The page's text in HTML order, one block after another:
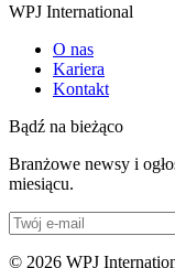
WPJ International
O nas
Kariera
Kontakt
Bądź na bieżąco
Branżowe newsy i
miesiącu.
© 2026 WPJ